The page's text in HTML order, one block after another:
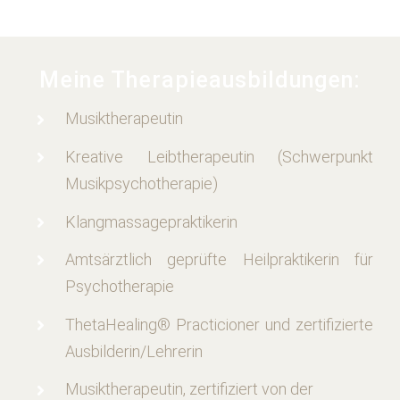
Musiktherapeutin
Kreative Leibtherapeutin (Schwerpunkt
Musikpsychotherapie)
Klangmassagepraktikerin
Amtsärztlich geprüfte Heilpraktikerin für
Psychotherapie
ThetaHealing® Practicioner und zertifizierte
Ausbilderin/Lehrerin
Musiktherapeutin, zertifiziert von der